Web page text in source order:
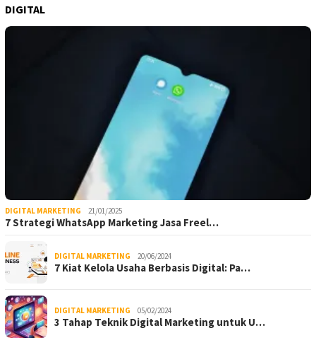
DIGITAL
DIGITAL MARKETING 21/01/2025
7 Strategi WhatsApp Marketing Jasa Freel…
DIGITAL MARKETING 20/06/2024
7 Kiat Kelola Usaha Berbasis Digital: Pa…
DIGITAL MARKETING 05/02/2024
3 Tahap Teknik Digital Marketing untuk U…